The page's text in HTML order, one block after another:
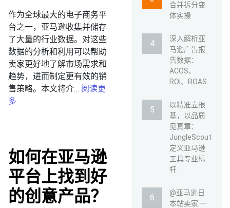
作为全球最大的电子商务平
台之一，亚马逊收集并储存
了大量的行业数据。对这些
数据的分析和利用可以帮助
卖家更好地了解市场需求和
趋势，进而制定更有效的销
售策略。本文将介… 阅读更
多
如何在亚马逊
平台上找到好
的创意产品？
合并拆分变
体实操
深入解析亚
马逊广告报
告数据：
ACOS、
ROI、ROAS
以精准立根
基，以品质
见真章：
JungleScout
定义亚马逊
工具专业标
杆
@亚马逊日
本站卖家:一